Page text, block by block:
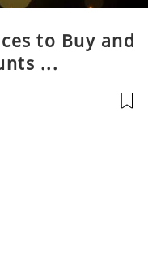
to Buy and
...